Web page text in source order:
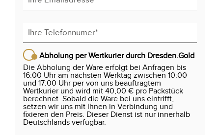
Abholung per Wertkurier durch Dresden.Gold
Die Abholung der Ware erfolgt bei Anfragen bis
16:00 Uhr am nächsten Werktag zwischen 10:00
und 17:00 Uhr per von uns beauftragtem
Wertkurier und wird mit 40,00 € pro Packstück
berechnet. Sobald die Ware bei uns eintrifft,
setzen wir uns mit lhnen in Verbindung und
fixieren den Preis. Dieser Dienst ist nur innerhalb
Deutschlands verfügbar.